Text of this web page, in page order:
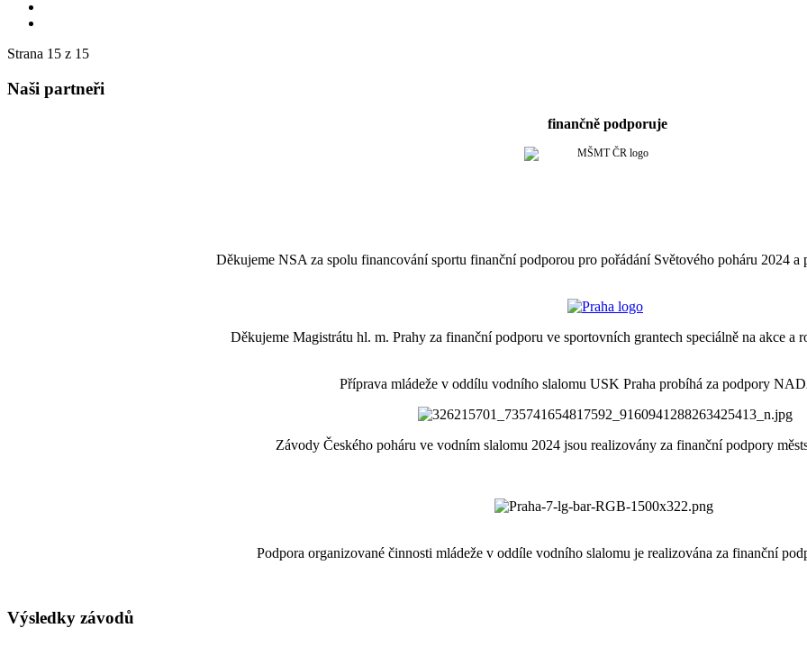
Strana 15 z 15
Naši partneři
finančně podporuje
Děkujeme NSA za spolu financování sportu finanční podporou pro pořádání Světového poháru 2024
Děkujeme Magistrátu hl. m. Prahy za finanční podporu ve sportovních grantech speciálně na akce
Příprava mládeže v oddílu vodního slalomu USK Praha probíhá za podpory
Závody Českého poháru ve vodním slalomu 2024 jsou realizovány za finanční podpory
Podpora organizované činnosti mládeže v oddíle vodního slalomu je realizována za finanční
Výsledky závodů